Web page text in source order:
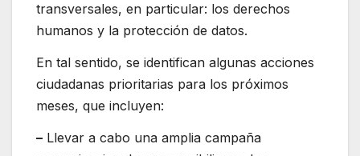
transversales, en particular: los derechos
humanos y la protección de datos.
En tal sentido, se identifican algunas acciones
ciudadanas prioritarias para los próximos
meses, que incluyen:
– Llevar a cabo una amplia campaña